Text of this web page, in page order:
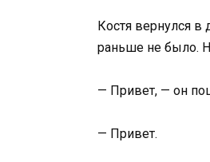
Костя вернулся в
раньше не было.
— Привет, — он
— Привет.